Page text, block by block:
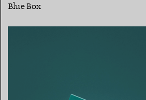
Blue Box